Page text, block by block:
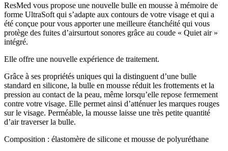
ResMed vous propose une nouvelle bulle en mousse à mémoire de
forme UltraSoft qui s’adapte aux contours de votre visage et qui a
été conçue pour vous apporter une meilleure étanchéité qui vous
protège des fuites d’airsurtout sonores grâce au coude « Quiet air »
intégré.
Elle offre une nouvelle expérience de traitement.
Grâce à ses propriétés uniques qui la distinguent d’une bulle
standard en silicone, la bulle en mousse réduit les frottements et la
pression au contact de la peau, même lorsqu’elle repose fermement
contre votre visage. Elle permet ainsi d’atténuer les marques rouges
sur le visage. Perméable, la mousse laisse une très petite quantité
d’air traverser la bulle.
Composition : élastomère de silicone et mousse de polyuréthane